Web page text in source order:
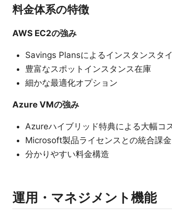
料金体系の特徴
AWS EC2の強み
Savings Plansによるインスタンスタ
豊富なスポットインスタンス在庫
細かな最適化オプション
Azure VMの強み
Azureハイブリッド特典による大幅コ
Microsoft製品ライセンスとの統合課金
分かりやすい料金構造
運用・マネジメント機能